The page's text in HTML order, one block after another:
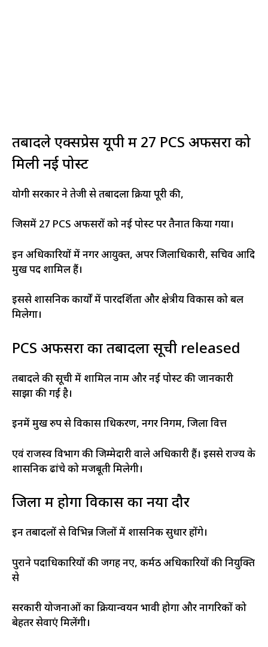
तबादले एक्सप्रेस यूपी में 27 PCS अफसरों को
मिली नई पोस्ट
योगी सरकार ने तेजी से तबादला प्रक्रिया पूरी की,
जिसमें 27 PCS अफसरों को नई पोस्ट पर तैनात किया गया।
इन अधिकारियों में नगर आयुक्त, अपर जिलाधिकारी, सचिव आदि
प्रमुख पद शामिल हैं।
इससे प्रशासनिक कार्यों में पारदर्शिता और क्षेत्रीय विकास को बल
मिलेगा।
PCS अफसरों का तबादला सूची released
तबादले की सूची में शामिल नाम और नई पोस्ट की जानकारी
साझा की गई है।
इनमें प्रमुख रुप से विकास प्राधिकरण, नगर निगम, जिला वित्त
एवं राजस्व विभाग की जिम्मेदारी वाले अधिकारी हैं। इससे राज्य के
प्रशासनिक ढांचे को मजबूती मिलेगी।
जिलों में होगा विकास का नया दौर
इन तबादलों से विभिन्न जिलों में प्रशासनिक सुधार होंगे।
पुराने पदाधिकारियों की जगह नए, कर्मठ अधिकारियों की नियुक्ति
से
सरकारी योजनाओं का क्रियान्वयन प्रभावी होगा और नागरिकों को
बेहतर सेवाएं मिलेंगी।